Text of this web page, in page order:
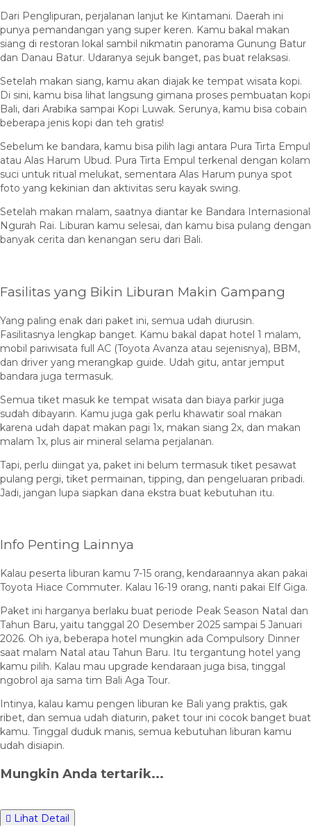
Dari Penglipuran, perjalanan lanjut ke Kintamani. Daerah ini
punya pemandangan yang super keren. Kamu bakal makan
siang di restoran lokal sambil nikmatin panorama Gunung Batur
dan Danau Batur. Udaranya sejuk banget, pas buat relaksasi.
Setelah makan siang, kamu akan diajak ke tempat wisata kopi.
Di sini, kamu bisa lihat langsung gimana proses pembuatan kopi
Bali, dari Arabika sampai Kopi Luwak. Serunya, kamu bisa cobain
beberapa jenis kopi dan teh gratis!
Sebelum ke bandara, kamu bisa pilih lagi antara Pura Tirta Empul
atau Alas Harum Ubud. Pura Tirta Empul terkenal dengan kolam
suci untuk ritual melukat, sementara Alas Harum punya spot
foto yang kekinian dan aktivitas seru kayak swing.
Setelah makan malam, saatnya diantar ke Bandara Internasional
Ngurah Rai. Liburan kamu selesai, dan kamu bisa pulang dengan
banyak cerita dan kenangan seru dari Bali.
Fasilitas yang Bikin Liburan Makin Gampang
Yang paling enak dari paket ini, semua udah diurusin.
Fasilitasnya lengkap banget. Kamu bakal dapat hotel 1 malam,
mobil pariwisata full AC (Toyota Avanza atau sejenisnya), BBM,
dan driver yang merangkap guide. Udah gitu, antar jemput
bandara juga termasuk.
Semua tiket masuk ke tempat wisata dan biaya parkir juga
sudah dibayarin. Kamu juga gak perlu khawatir soal makan
karena udah dapat makan pagi 1x, makan siang 2x, dan makan
malam 1x, plus air mineral selama perjalanan.
Tapi, perlu diingat ya, paket ini belum termasuk tiket pesawat
pulang pergi, tiket permainan, tipping, dan pengeluaran pribadi.
Jadi, jangan lupa siapkan dana ekstra buat kebutuhan itu.
Info Penting Lainnya
Kalau peserta liburan kamu 7-15 orang, kendaraannya akan pakai
Toyota Hiace Commuter. Kalau 16-19 orang, nanti pakai Elf Giga.
Paket ini harganya berlaku buat periode Peak Season Natal dan
Tahun Baru, yaitu tanggal 20 Desember 2025 sampai 5 Januari
2026. Oh iya, beberapa hotel mungkin ada Compulsory Dinner
saat malam Natal atau Tahun Baru. Itu tergantung hotel yang
kamu pilih. Kalau mau upgrade kendaraan juga bisa, tinggal
ngobrol aja sama tim Bali Aga Tour.
Intinya, kalau kamu pengen liburan ke Bali yang praktis, gak
ribet, dan semua udah diaturin, paket tour ini cocok banget buat
kamu. Tinggal duduk manis, semua kebutuhan liburan kamu
udah disiapin.
Mungkin Anda tertarik...
Lihat Detail